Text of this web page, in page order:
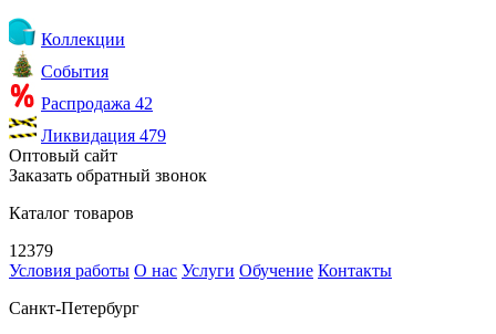
Коллекции
События
Распродажа 42
Ликвидация 479
Оптовый сайт
Заказать обратный звонок
Каталог товаров
12379
Условия работы О нас Услуги Обучение Контакты
Санкт-Петербург